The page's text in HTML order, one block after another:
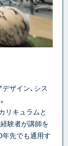
ザイン、シス
リキュラムと
験者が講師を
年先でも通用す